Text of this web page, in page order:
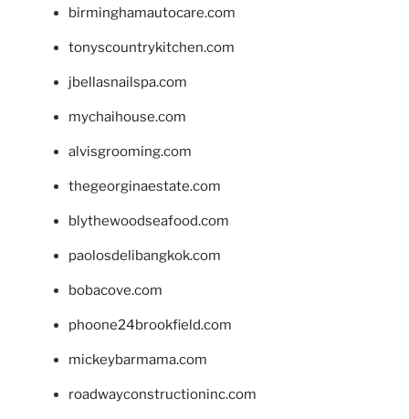
birminghamautocare.com
tonyscountrykitchen.com
jbellasnailspa.com
mychaihouse.com
alvisgrooming.com
thegeorginaestate.com
blythewoodseafood.com
paolosdelibangkok.com
bobacove.com
phoone24brookfield.com
mickeybarmama.com
roadwayconstructioninc.com